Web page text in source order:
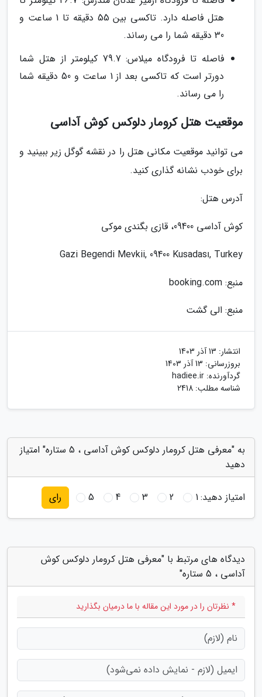
هتل فاصله دارد. تاکسی بین 55 دقیقه تا 1 ساعت و
30 دقیقه شما را می رساند.
فاصله تا فرودگاه میلاس: 79.7 کیلومتر از هتل شما
دورتر است که تاکسی بعد از 1 ساعت و 50 دقیقه شما
را می رساند.
موقعیت هتل کرومار دلوکس کوش آداسی
می توانید موقعیت مکانی هتل را در نقشه گوگل زیر ببینید و
برای خودب نشانه گذاری کنید.
آدرس هتل:
کوش آداسی 09400، قازی بگندی موکی
Gazi Begendi Mevkii, 09400 Kusadası, Turkey
منبع: booking.com
منبع: الی گشت
انتشار: 13 آذر 1403
بروزرسانی: 13 آذر 1403
گردآورنده: hadiee.ir
شناسه مطلب: 2418
به "معرفی هتل کرومار دلوکس کوش آداسی ، 5 ستاره" امتیاز
دهید
امتیاز دهید:1
2
3
4
5 رای
دیدگاه های مرتبط با "معرفی هتل کرومار دلوکس کوش
آداسی ، 5 ستاره"
* نظرتان را در مورد این مقاله با ما درمیان بگذارید